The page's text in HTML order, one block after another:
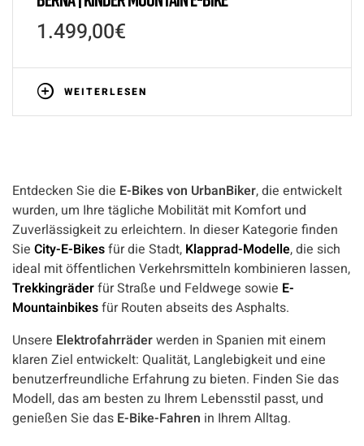
1.499,00€
WEITERLESEN
Entdecken Sie die E-Bikes von UrbanBiker, die entwickelt
wurden, um Ihre tägliche Mobilität mit Komfort und
Zuverlässigkeit zu erleichtern. In dieser Kategorie finden
Sie City-E-Bikesfür die Stadt, Klapprad-Modelle, die sich
ideal mit öffentlichen Verkehrsmitteln kombinieren lassen,
Trekkingräderfür Straße und Feldwege sowie E-
Mountainbikesfür Routen abseits des Asphalts.
Unsere Elektrofahrräderwerden in Spanien mit einem
klaren Ziel entwickelt: Qualität, Langlebigkeit und eine
benutzerfreundliche Erfahrung zu bieten. Finden Sie das
Modell, das am besten zu Ihrem Lebensstil passt, und
genießen Sie das E-Bike-Fahren in Ihrem Alltag.